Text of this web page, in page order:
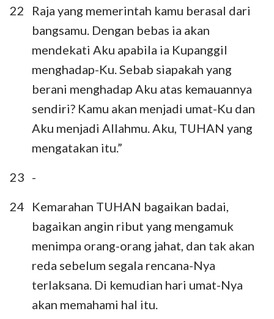
22
Raja yang memerintah kamu berasal dari
bangsamu. Dengan bebas ia akan
mendekati Aku apabila ia Kupanggil
menghadap-Ku. Sebab siapakah yang
berani menghadap Aku atas kemauannya
sendiri? Kamu akan menjadi umat-Ku dan
Aku menjadi Allahmu. Aku, TUHAN yang
mengatakan itu.”
23 -
24
Kemarahan TUHAN bagaikan badai,
bagaikan angin ribut yang mengamuk
menimpa orang-orang jahat, dan tak akan
reda sebelum segala rencana-Nya
terlaksana. Di kemudian hari umat-Nya
akan memahami hal itu.